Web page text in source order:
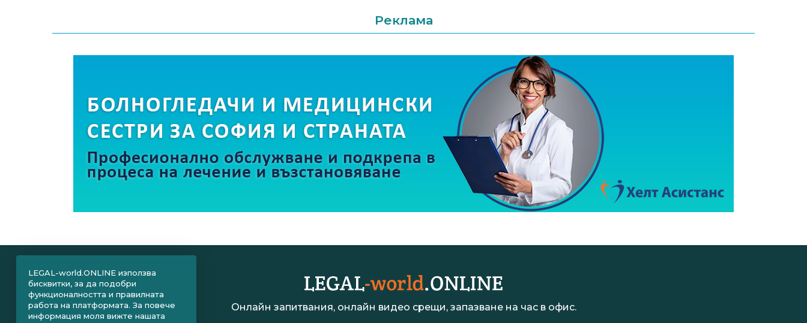
Реклама
Онлайн запитвания, онлайн видео срещи, запазване на час в офис.
LEGAL-world.ONLINE използва
бисквитки, за да подобри
функционалността и правилната
работа на платформата. За повече
информация моля вижте нашата